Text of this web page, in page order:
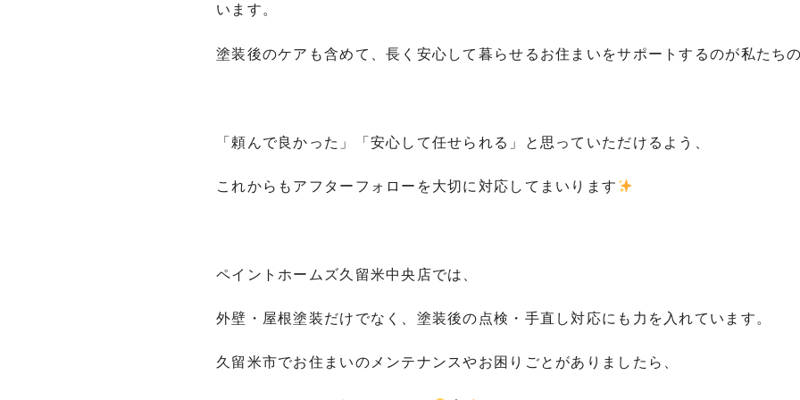
います。
塗装後のケアも含めて、長く安心して暮らせるお住まいをサポートするのが私たち
「頼んで良かった」「安心して任せられる」と思っていただけるよう、
これからもアフターフォローを大切に対応してまいります
ペイントホームズ久留米中央店では、
外壁・屋根塗装だけでなく、塗装後の点検・手直し対応にも力を入れています。
久留米市でお住まいのメンテナンスやお困りごとがありましたら、